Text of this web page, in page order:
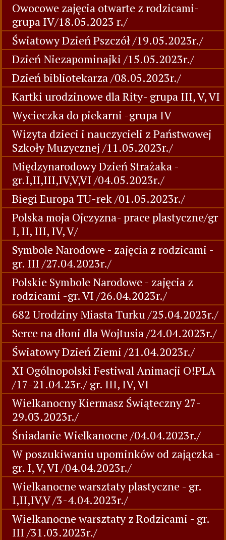
Owocowe zajęcia otwarte z rodzicami-
grupa IV/18.05.2023 r./
Światowy Dzień Pszczół /19.05.2023r./
Dzień Niezapominajki /15.05.2023r./
Dzień bibliotekarza /08.05.2023r./
Kartki urodzinowe dla Rity- grupa III, V, VI
Wycieczka do piekarni -grupa IV
Wizyta dzieci i nauczycieli z Państwowej
Szkoły Muzycznej /11.05.2023r./
Międzynarodowy Dzień Strażaka -
gr.I,II,III,IV,V,VI /04.05.2023r./
Biegi Europa TU-rek /01.05.2023r./
Polska moja Ojczyzna- prace plastyczne/gr
I, II, III, IV, V/
Symbole Narodowe - zajęcia z rodzicami -
gr. III /27.04.2023r./
Polskie Symbole Narodowe - zajęcia z
rodzicami -gr. VI /26.04.2023r./
682 Urodziny Miasta Turku /25.04.2023r./
Serce na dłoni dla Wojtusia /24.04.2023r./
Światowy Dzień Ziemi /21.04.2023r./
XI Ogólnopolski Festiwal Animacji O!PLA
/17-21.04.23r./ gr. III, IV, VI
Wielkanocny Kiermasz Świąteczny 27-
29.03.2023r./
Śniadanie Wielkanocne /04.04.2023r./
W poszukiwaniu upominków od zajączka -
gr. I, V, VI /04.04.2023r./
Wielkanocne warsztaty plastyczne - gr.
I,II,IV,V /3-4.04.2023r./
Wielkanocne warsztaty z Rodzicami - gr.
III /31.03.2023r./